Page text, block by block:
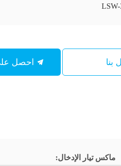
بنا
ماكس تيار الإدخال: